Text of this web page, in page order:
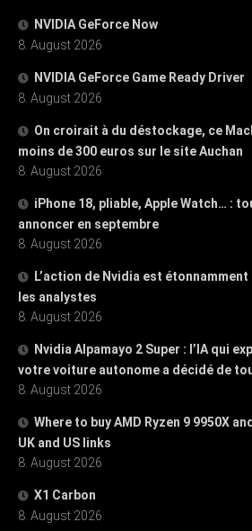
NVIDIA GeForce Now
8. August 2026
NVIDIA GeForce Game Ready Driver
8. August 2026
On croirait à du déstockage, ce
moins de 300 euros sur le site Auchan
8. August 2026
iPhone 18, pliable, Apple Watch… :
annoncer en septembre
8. August 2026
L’action de Nvidia est
les analystes
8. August 2026
Nvidia Alpamayo 2 Super : l’IA qui
votre voiture autonome a décidé de
8. August 2026
Where to buy AMD Ryzen 9 9950X
UK and US links
8. August 2026
X1 Carbon
8. August 2026